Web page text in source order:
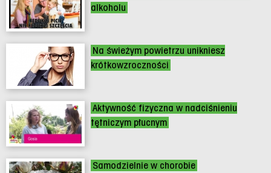
alkoholu
Na świeżym powietrzu unikniesz
krótkowzroczności
Aktywność fizyczna w nadciśnieniu
tętniczym płucnym
Samodzielnie w chorobie